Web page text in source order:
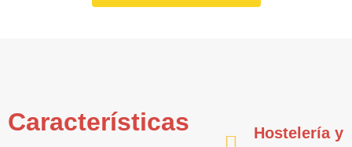
Características
Hostelería y